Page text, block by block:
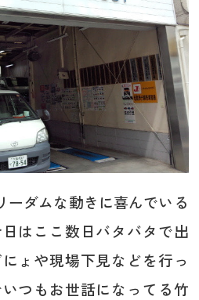
ーダムな動きに喜んでいる
はここ数日バタバタで出
ょや現場下見などを行っ
つもお世話になってる竹